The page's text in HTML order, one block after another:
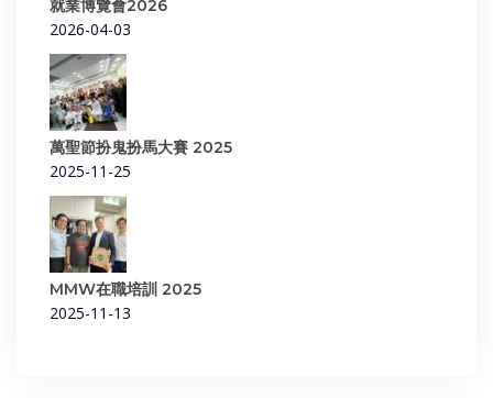
就業博覽會2026
2026-04-03
萬聖節扮鬼扮馬大賽 2025
2025-11-25
MMW在職培訓 2025
2025-11-13